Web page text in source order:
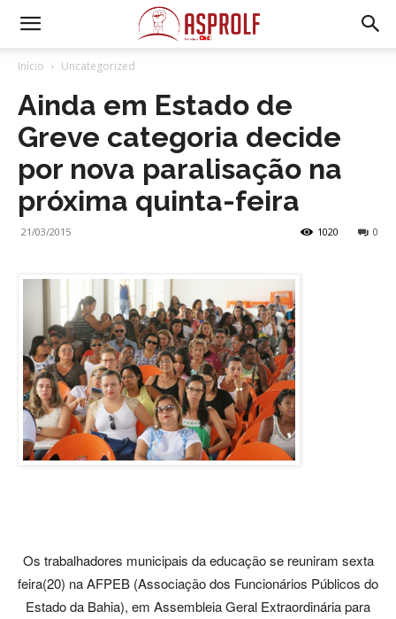
Início Uncategorized
Ainda em Estado de
Greve categoria decide
por nova paralisação na
próxima quinta-feira
21/03/2015 0
1020
Os trabalhadores municipais da educação se reuniram sexta
feira(20) na AFPEB (Associação dos Funcionários Públicos do
Estado da Bahia), em Assembleia Geral Extraordinária para